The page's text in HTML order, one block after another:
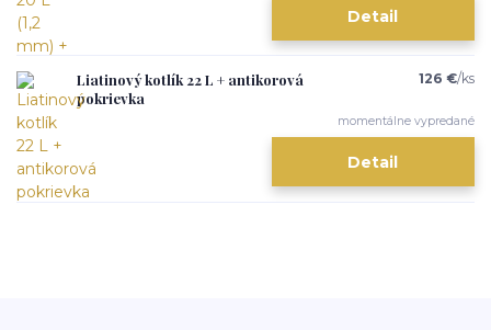
Detail
Liatinový kotlík 22 L + antikorová
pokrievka
126 €/ks
momentálne vypredané
Detail